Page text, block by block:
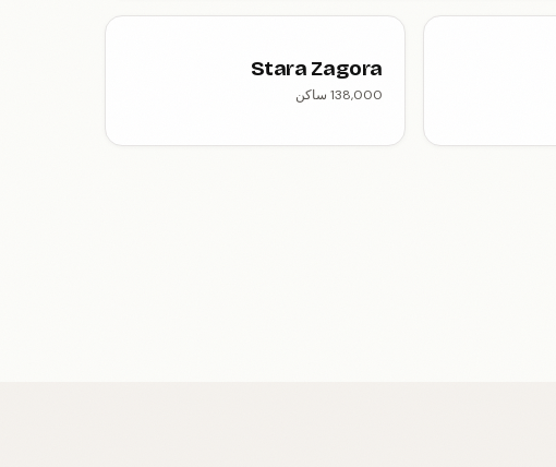
Stara Zagora
138,000 ساكن